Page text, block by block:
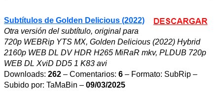
Subtítulos de Golden Delicious (2022)
Otra versión del subtítulo, original para
720p WEBRip YTS MX, Golden Delicious (2022) Hybrid
2160p WEB DL DV HDR H265 MiRaR mkv, PLDUB 720p
WEB DL XviD DD5 1 K83 avi
Downloads: 262 – Comentarios: 6 – Formato: SubRip –
Subido por: TaMaBin – 09/03/2025